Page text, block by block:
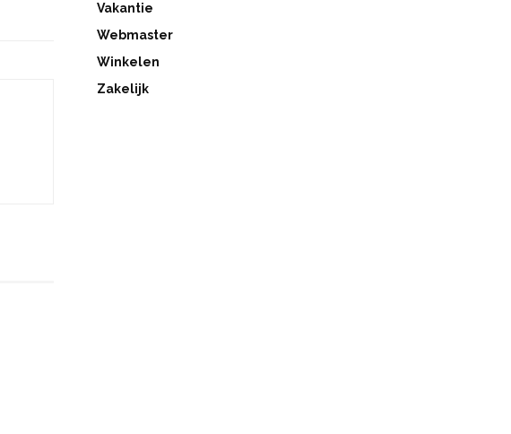
Vakantie
Webmaster
Winkelen
Zakelijk